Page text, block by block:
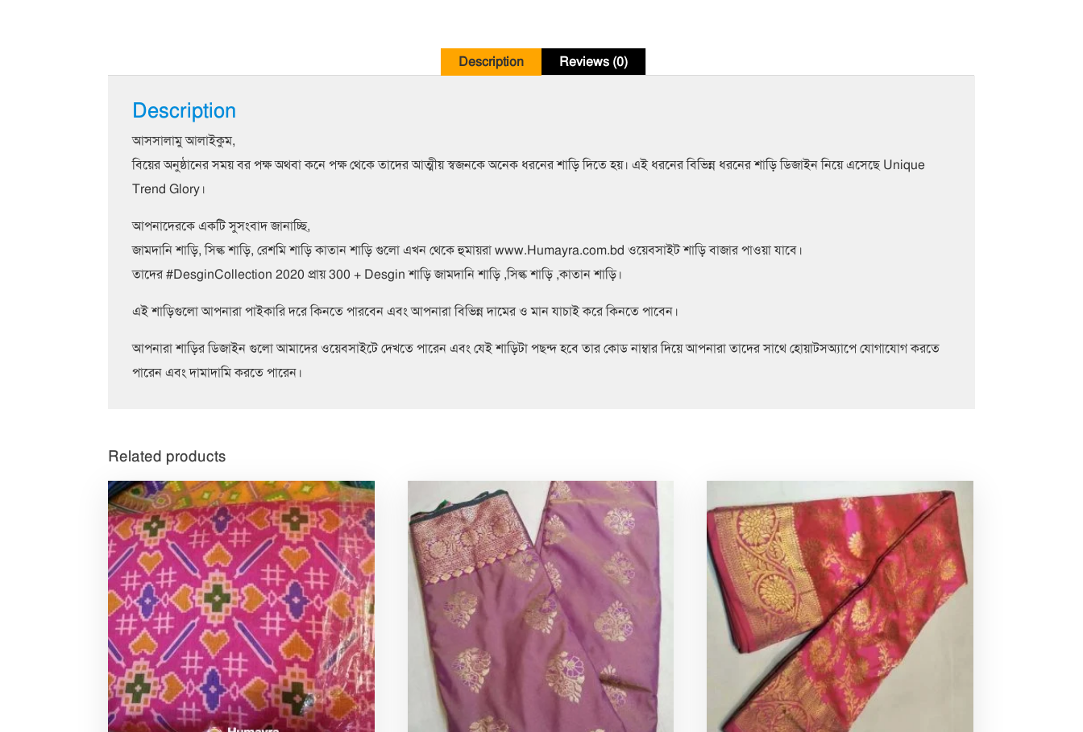
Description Reviews (0)
Description
আসসালামু আলাইকুম,
বিয়ের অনুষ্ঠানের সময় বর পক্ষ অথবা কনে পক্ষ থেকে তাদের আত্মীয় স্বজনকে অনেক ধরনের শাড়ি দিতে হয়। এই ধরনের বিভিন্ন ধরনের শাড়ি ডিজাইন নিয়ে এসেছে Unique
Trend Glory।
আপনাদেরকে একটি সুসংবাদ জানাচ্ছি,
জামদানি শাড়ি, সিল্ক শাড়ি, রেশমি শাড়ি কাতান শাড়ি গুলো এখন থেকে হুমায়রা www.Humayra.com.bd ওয়েবসাইট শাড়ি বাজার পাওয়া যাবে।
তাদের #DesginCollection 2020 প্রায় 300 + Desgin শাড়ি জামদানি শাড়ি ,সিল্ক শাড়ি ,কাতান শাড়ি।
এই শাড়িগুলো আপনারা পাইকারি দরে কিনতে পারবেন এবং আপনারা বিভিন্ন দামের ও মান যাচাই করে কিনতে পাবেন।
আপনারা শাড়ির ডিজাইন গুলো আমাদের ওয়েবসাইটে দেখতে পারেন এবং যেই শাড়িটা পছন্দ হবে তার কোড নাম্বার দিয়ে আপনারা তাদের সাথে হোয়াটসঅ্যাপে যোগাযোগ করতে
পারেন এবং দামাদামি করতে পারেন।
Related products